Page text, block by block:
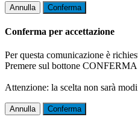
Annulla Conferma
Conferma per accettazione
Per questa comunicazione è
Premere sul bottone CONFERMA
Attenzione: la scelta non sarà
Annulla Conferma